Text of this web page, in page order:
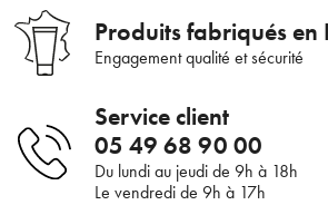
Produits fabriqués en
Engagement qualité et sécurité
Service client
05 49 68 90 00
Du lundi au jeudi de 9h à 18h
Le vendredi de 9h à 17h
En renseignant votre adresse e-mail, vous
communications par e-mail de la part